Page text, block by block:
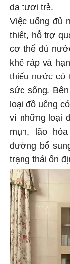
da tươi trẻ.
Việc uống đủ
thiết, hỗ trợ
cơ thể đủ
khô ráp và
thiếu nước có
sức sống.
loại đồ uống
vì những loại
mụn, lão
đường bổ
trạng thái ổn